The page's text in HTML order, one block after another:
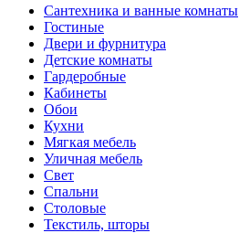
Сантехника и ванные комнаты
Гостиные
Двери и фурнитура
Детские комнаты
Гардеробные
Кабинеты
Обои
Кухни
Мягкая мебель
Уличная мебель
Свет
Спальни
Столовые
Текстиль, шторы